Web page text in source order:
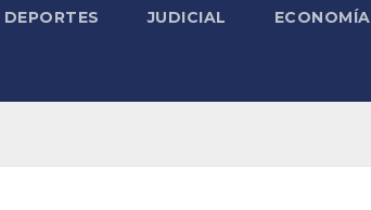
DEPORTES JUDICIAL ECONOMÍA